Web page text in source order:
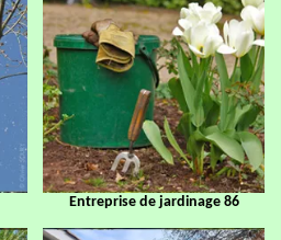
Entreprise de jardinage 86